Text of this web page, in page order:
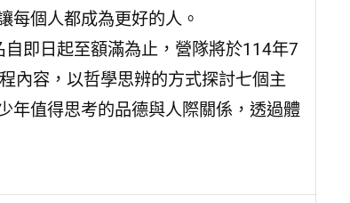
每個人都成為更好的人。
即日起至額滿為止，營隊將於114年7
內容，以哲學思辨的方式探討七個主
年值得思考的品德與人際關係，透過體